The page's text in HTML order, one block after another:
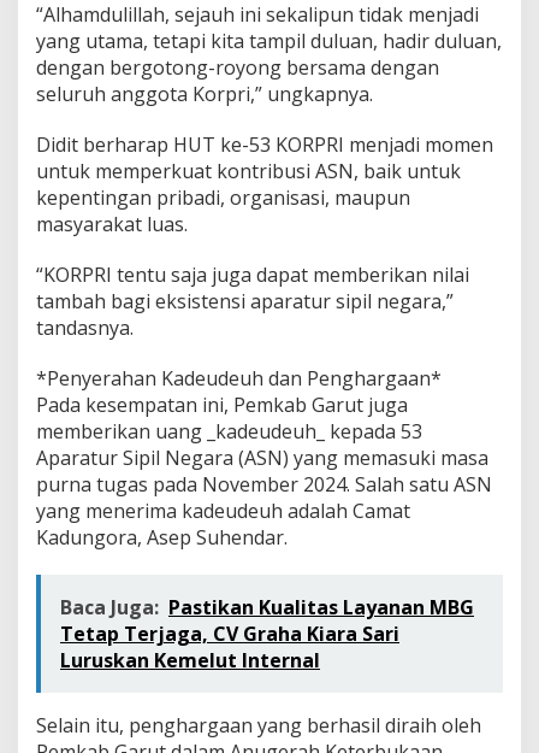
“Alhamdulillah, sejauh ini sekalipun tidak menjadi
yang utama, tetapi kita tampil duluan, hadir duluan,
dengan bergotong-royong bersama dengan
seluruh anggota Korpri,” ungkapnya.
Didit berharap HUT ke-53 KORPRI menjadi momen
untuk memperkuat kontribusi ASN, baik untuk
kepentingan pribadi, organisasi, maupun
masyarakat luas.
“KORPRI tentu saja juga dapat memberikan nilai
tambah bagi eksistensi aparatur sipil negara,”
tandasnya.
*Penyerahan Kadeudeuh dan Penghargaan*
Pada kesempatan ini, Pemkab Garut juga
memberikan uang _kadeudeuh_ kepada 53
Aparatur Sipil Negara (ASN) yang memasuki masa
purna tugas pada November 2024. Salah satu ASN
yang menerima kadeudeuh adalah Camat
Kadungora, Asep Suhendar.
Baca Juga: Pastikan Kualitas Layanan MBG
Tetap Terjaga, CV Graha Kiara Sari
Luruskan Kemelut Internal
Selain itu, penghargaan yang berhasil diraih oleh